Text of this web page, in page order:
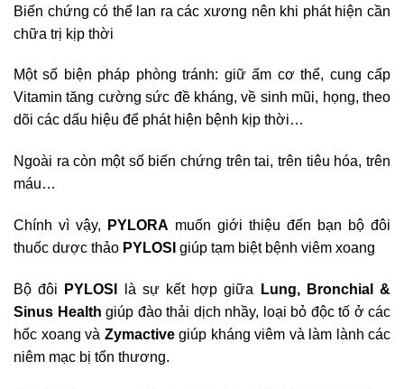
Biến chứng có thể lan ra các xương nên khi phát hiện cần
chữa trị kịp thời
Một số biện pháp phòng tránh: giữ ấm cơ thể, cung cấp
Vitamin tăng cường sức đề kháng, về sinh mũi, họng, theo
dõi các dấu hiệu để phát hiện bệnh kịp thời…
Ngoài ra còn một số biến chứng trên tai, trên tiêu hóa, trên
máu…
Chính vì vậy, PYLORA muốn giới thiệu đến bạn bộ đôi
thuốc dược thảo PYLOSI giúp tạm biệt bệnh viêm xoang
Bộ đôi PYLOSI là sự kết hợp giữa
Lung, Bronchial &
Sinus Health giúp đào thải dịch nhầy, loại bỏ độc tố ở các
hốc xoang và Zymactivegiúp kháng viêm và làm lành các
niêm mạc bị tổn thương.